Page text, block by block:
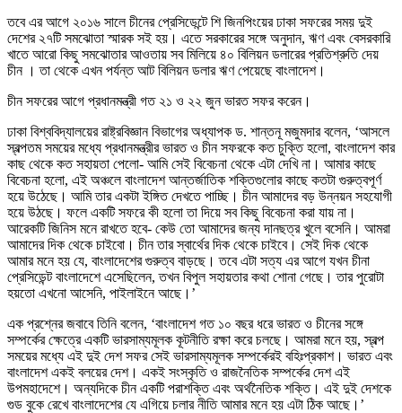
তবে এর আগে ২০১৬ সালে চীনের প্রেসিডেন্টে শি জিনপিংয়ের ঢাকা সফরের সময় দুই
দেশের ২৭টি সমঝোতা স্মারক সই হয়। এতে সরকারের সঙ্গে অনুদান, ঋণ এবং বেসরকারি
খাতে আরো কিছু সমঝোতার আওতায় সব মিলিয়ে ৪০ বিলিয়ন ডলারের প্রতিশ্রুতি দেয়
চীন । তা থেকে এখন পর্যন্ত আট বিলিয়ন ডলার ঋণ পেয়েছে বাংলাদেশ।
চীন সফরের আগে প্রধানমন্ত্রী গত ২১ ও ২২ জুন ভারত সফর করেন।
ঢাকা বিশ্ববিদ্যালয়ের রাষ্ট্রবিজ্ঞান বিভাগের অধ্যাপক ড. শান্তনূ মজুমদার বলেন, ‘আসলে
স্বল্পতম সময়ের মধ্যে প্রধানমন্ত্রীর ভারত ও চীন সফরকে কত চুক্তি হলো, বাংলাদেশ কার
কাছ থেকে কত সহায়তা পেলো- আমি সেই বিবেচনা থেকে এটা দেখি না। আমার কাছে
বিবেচনা হলো, এই অঞ্চলে বাংলাদেশ আন্তর্জাতিক শক্তিগুলোর কাছে কতটা গুরুত্বপূর্ণ
হয়ে উঠেছে। আমি তার একটা ইঙ্গিত দেখতে পাচ্ছি। চীন আমাদের বড় উন্নয়ন সহযোগী
হয়ে উঠছে। ফলে একটি সফরে কী হলো তা দিয়ে সব কিছু বিবেচনা করা যায় না।
আরেকটি জিনিস মনে রাখতে হবে- কেউ তো আমাদের জন্য দানছত্র খুলে বসেনি। আমরা
আমাদের দিক থেকে চাইবো। চীন তার স্বার্থের দিক থেকে চাইবে। সেই দিক থেকে
আমার মনে হয় যে, বাংলাদেশের গুরুত্ব বাড়ছে। তবে এটা সত্য এর আগে যখন চীনা
প্রেসিডেন্ট বাংলাদেশে এসেছিলেন, তখন বিপুল সহায়তার কথা শোনা গেছে। তার পুরোটা
হয়তো এখনো আসেনি, পাইলাইনে আছে।’
এক প্রশ্নের জবাবে তিনি বলেন, ‘বাংলাদেশ গত ১০ বছর ধরে ভারত ও চীনের সঙ্গে
সম্পর্কের ক্ষেত্রে একটি ভারসাম্যমূলক কূটনীতি রক্ষা করে চলছে। আমরা মনে হয়, স্বল্প
সময়ের মধ্যে এই দুই দেশ সফর সেই ভারসাম্যমূলক সম্পর্কেরই বহিঃপ্রকাশ। ভারত এবং
বাংলাদেশ একই বলয়ের দেশ। একই সংস্কৃতি ও রাজনৈতিক সম্পর্কের দেশ এই
উপমহাদেশে। অন্যদিকে চীন একটি পরাশক্তি এবং অর্থনৈতিক শক্তি। এই দুই দেশকে
গুড বুকে রেখে বাংলাদেশের যে এগিয়ে চলার নীতি আমার মনে হয় এটা ঠিক আছে।’